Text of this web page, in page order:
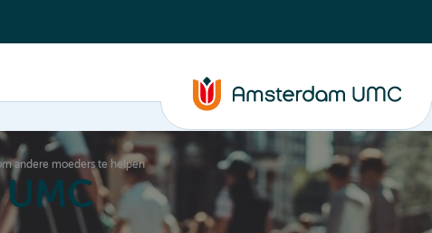
andere moeders te helpen